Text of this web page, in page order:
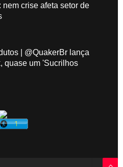
nem crise afeta setor de
| @QuakerBr lança
quase um 'Sucrilhos